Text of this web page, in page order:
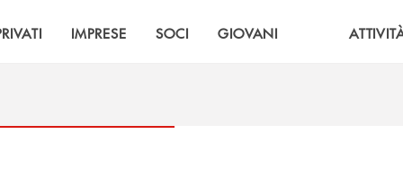
IMPRESE SOCI GIOVANI